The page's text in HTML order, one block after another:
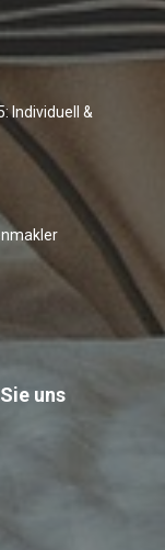
Individuell &
uns